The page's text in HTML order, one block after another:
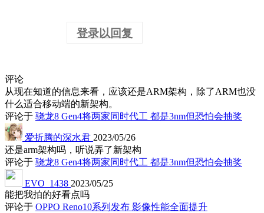
登录以回复
评论
从现在知道的信息来看，应该还是ARM架构，除了ARM也没
什么适合移动端的新架构。
评论于 骁龙8 Gen4将两家同时代工 都是3nm但恐怕会抽奖
爱折腾的深水君 2023/05/26
还是arm架构吗，听说弄了新架构
评论于 骁龙8 Gen4将两家同时代工 都是3nm但恐怕会抽奖
EVO_1438 2023/05/25
能把我拍的好看点吗
评论于 OPPO Reno10系列发布 影像性能全面提升